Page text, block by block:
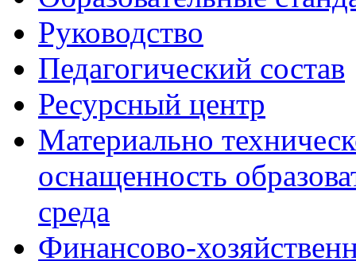
Руководство
Педагогический состав
Ресурсный центр
Материально
оснащенность
среда
Финансово-